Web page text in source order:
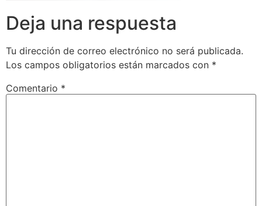
Deja una respuesta
Tu dirección de correo electrónico no será publicada.
Los campos obligatorios están marcados con *
Comentario *